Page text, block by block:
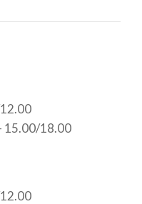
15.00/18.00